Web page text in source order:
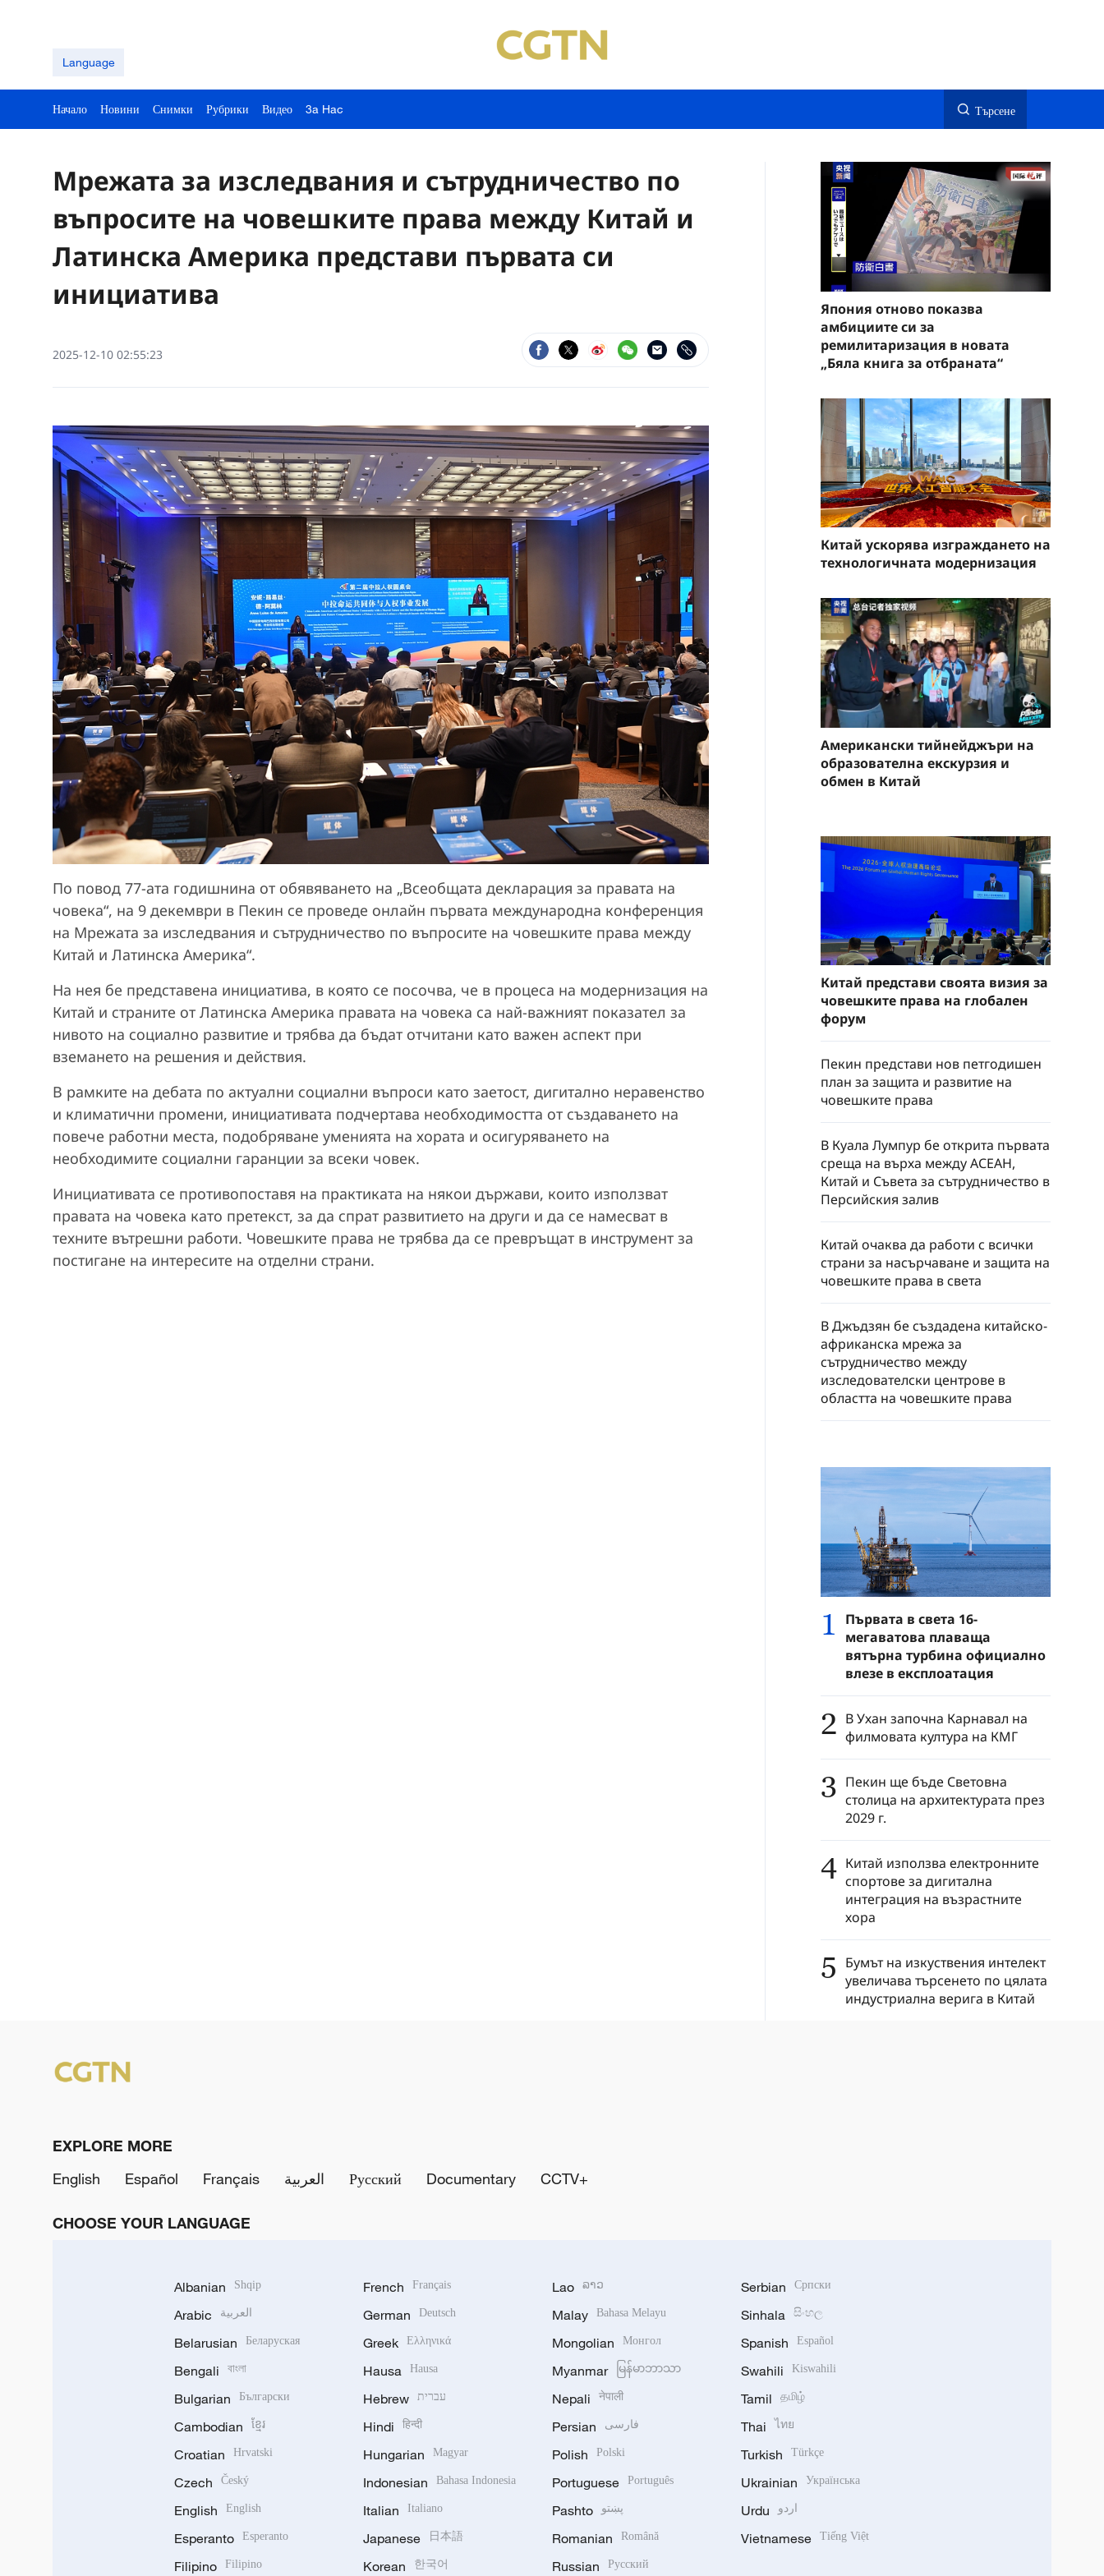
Language
Начало Новини Снимки Рубрики Видео 3a Hac Търсене
Мрежата за изследвания и сътрудничество по
въпросите на човешките права между Китай и
Латинска Америка представи първата си
инициатива
2025-12-10 02:55:23
По повод 77-ата годишнина от обявяването на „Всеобщата декларация за правата на
човека“, на 9 декември в Пекин се проведе онлайн първата международна конференция
на Мрежата за изследвания и сътрудничество по въпросите на човешките права между
Китай и Латинска Америка“.
На нея бе представена инициатива, в която се посочва, че в процеса на модернизация на
Китай и страните от Латинска Америка правата на човека са най-важният показател за
нивото на социално развитие и трябва да бъдат отчитани като важен аспект при
вземането на решения и действия.
В рамките на дебата по актуални социални въпроси като заетост, дигитално неравенство
и климатични промени, инициативата подчертава необходимостта от създаването на
повече работни места, подобряване уменията на хората и осигуряването на
необходимите социални гаранции за всеки човек.
Инициативата се противопоставя на практиката на някои държави, които използват
правата на човека като претекст, за да спрат развитието на други и да се намесват в
техните вътрешни работи. Човешките права не трябва да се превръщат в инструмент за
постигане на интересите на отделни страни.
Япония отново показва
амбициите си за
ремилитаризация в новата
„Бяла книга за отбраната“
Китай ускорява изграждането на
технологичната модернизация
Американски тийнейджъри на
образователна екскурзия и
обмен в Китай
Китай представи своята визия за
човешките права на глобален
форум
Пекин представи нов петгодишен
план за защита и развитие на
човешките права
В Куала Лумпур бе открита първата
среща на върха между АСЕАН,
Китай и Съвета за сътрудничество в
Персийския залив
Китай очаква да работи с всички
страни за насърчаване и защита на
човешките права в света
В Джъдзян бе създадена китайско-
африканска мрежа за
сътрудничество между
изследователски центрове в
областта на човешките права
1
Първата в света 16-
мегаватова плаваща
вятърна турбина официално
влезе в експлоатация
2 В Ухан започна Карнавал на
филмовата култура на КМГ
3 Пекин ще бъде Световна
столица на архитектурата през
2029 г.
4 Китай използва електронните
спортове за дигитална
интеграция на възрастните
хора
5 Бумът на изкуствения интелект
увеличава търсенето по цялата
индустриална верига в Китай
EXPLORE MORE
English
Español Français العربية Русский Documentary CCTV+
CHOOSE YOUR LANGUAGE
Albanian Shqip
Arabic العربية
Belarusian Беларуская
Bengali বাংলা
Bulgarian Български
Cambodian ខ្មែរ
Croatian Hrvatski
Czech Český
English English
Esperanto Esperanto
Filipino Filipino
French Français
German Deutsch
Greek Ελληνικά
Hausa Hausa
Hebrew עברית
Hindi हिन्दी
Hungarian Magyar
Indonesian Bahasa Indonesia
Italian Italiano
Japanese 日本語
Korean 한국어
Lao ລາວ
Malay Bahasa Melayu
Mongolian Монгол
Myanmar မြန်မာဘာသာ
Nepali नेपाली
Persian فارسی
Polish Polski
Portuguese Português
Pashto پښتو
Romanian Română
Russian Русский
Serbian Српски
Sinhala සිංහල
Spanish Español
Swahili Kiswahili
Tamil தமிழ்
Thai ไทย
Turkish Türkçe
Ukrainian Українська
Urdu اردو
Vietnamese Tiếng Việt